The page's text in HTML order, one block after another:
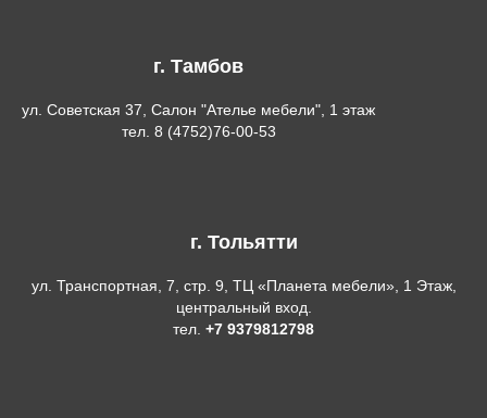
г. Тамбов
ул. Советская 37, Салон "Ателье мебели", 1 этаж
тел. 8 (4752)76-00-53
г. Тольятти
ул. Транспортная, 7, стр. 9, ТЦ «Планета мебели», 1 Этаж,
центральный вход.
тел. +7 9379812798